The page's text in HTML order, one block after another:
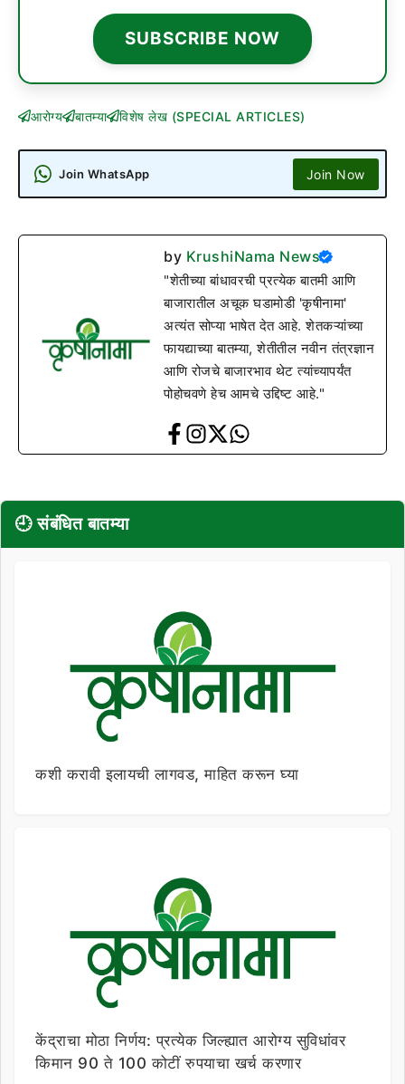
SUBSCRIBE NOW
आरोग्य बातम्या विशेष लेख (SPECIAL ARTICLES)
Join WhatsApp Join Now
by KrushiNama News
"शेतीच्या बांधावरची प्रत्येक बातमी आणि
बाजारातील अचूक घडामोडी 'कृषीनामा'
अत्यंत सोप्या भाषेत देत आहे. शेतकऱ्यांच्या
फायद्याच्या बातम्या, शेतीतील नवीन तंत्रज्ञान
आणि रोजचे बाजारभाव थेट त्यांच्यापर्यंत
पोहोचवणे हेच आमचे उद्दिष्ट आहे."
🕘 संबंधित बातम्या
कशी करावी इलायची लागवड, माहित करून घ्या
केंद्राचा मोठा निर्णय: प्रत्येक जिल्ह्यात आरोग्य सुविधांवर
किमान 90 ते 100 कोटीं रुपयाचा खर्च करणार